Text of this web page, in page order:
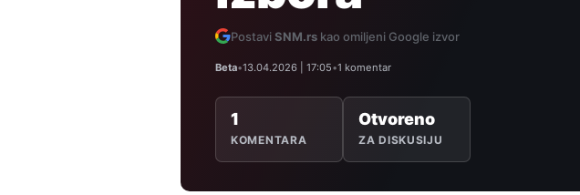
PostaviSNM.rs kao omiljeni Google izvor
Beta•13.04.2026 | 17:05•1 komentar
1
KOMENTARA
Otvoreno
ZA DISKUSIJU